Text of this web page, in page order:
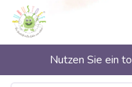
Nutzen Sie ein